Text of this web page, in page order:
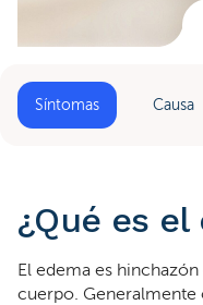
Síntomas Causa
¿Qué es el
El edema es
cuerpo. Generalmente